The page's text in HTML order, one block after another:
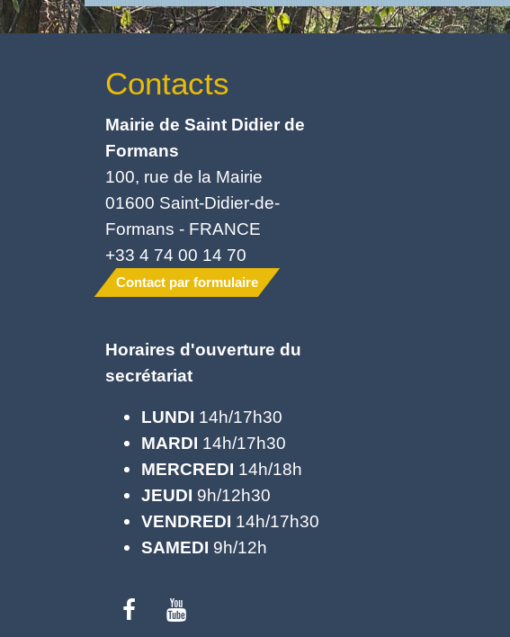
Contacts
Mairie de Saint Didier de
Formans
100, rue de la Mairie
01600 Saint-Didier-de-
Formans - FRANCE
+33 4 74 00 14 70
Contact par formulaire
Horaires d'ouverture du
secrétariat
LUNDI 14h/17h30
MARDI 14h/17h30
MERCREDI 14h/18h
JEUDI 9h/12h30
VENDREDI 14h/17h30
SAMEDI 9h/12h